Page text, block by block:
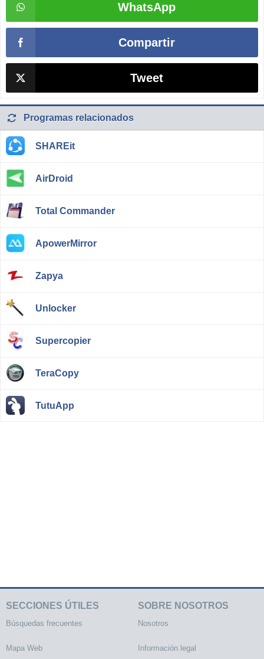
WhatsApp
Compartir
Tweet
Programas relacionados
SHAREit
AirDroid
Total Commander
ApowerMirror
Zapya
Unlocker
Supercopier
TeraCopy
TutuApp
SECCIONES ÚTILES
Búsquedas frecuentes
Mapa Web
SOBRE NOSOTROS
Nosotros
Información legal